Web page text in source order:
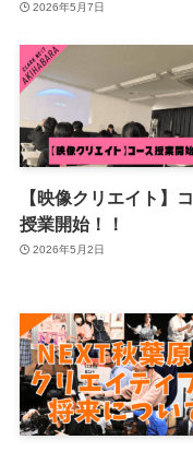
2026年5月7日
【映像クリエイト】
授業開始！！
2026年5月2日